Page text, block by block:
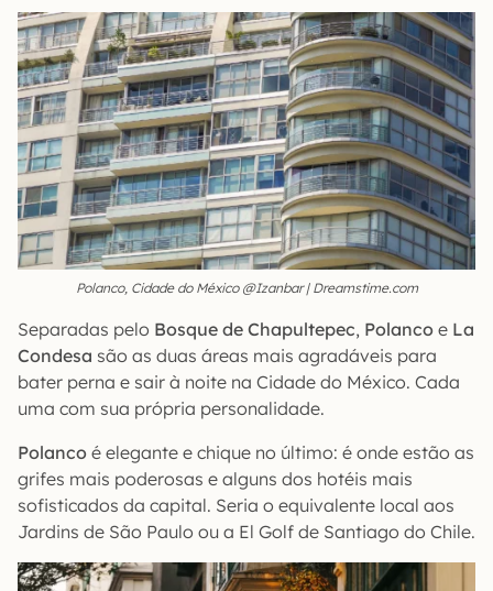
Polanco, Cidade do México @Izanbar | Dreamstime.com
Separadas pelo Bosque de Chapultepec, Polanco e La
Condesa são as duas áreas mais agradáveis para
bater perna e sair à noite na Cidade do México. Cada
uma com sua própria personalidade.
Polanco é elegante e chique no último: é onde estão as
grifes mais poderosas e alguns dos hotéis mais
sofisticados da capital. Seria o equivalente local aos
Jardins de São Paulo ou a El Golf de Santiago do Chile.